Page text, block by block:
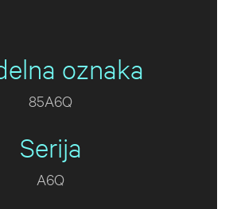
oznaka
85A6Q
Serija
A6Q